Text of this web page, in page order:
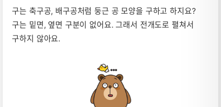
구는 축구공, 배구공처럼 둥근 공 모양을 구하고 하지요?
구는 밑면, 옆면 구분이 없어요. 그래서 전개도로 펼쳐서
구하지 않아요.